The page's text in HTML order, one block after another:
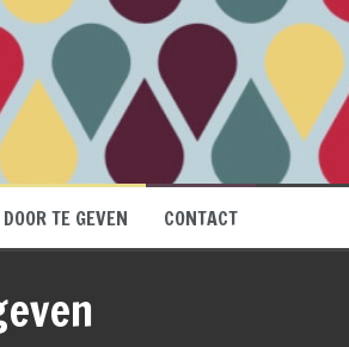
DOOR TE GEVEN CONTACT